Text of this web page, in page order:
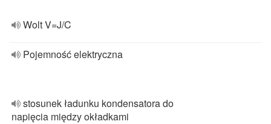
Wolt V=J/C
Pojemność elektryczna
stosunek ładunku kondensatora do
napięcia między okładkami